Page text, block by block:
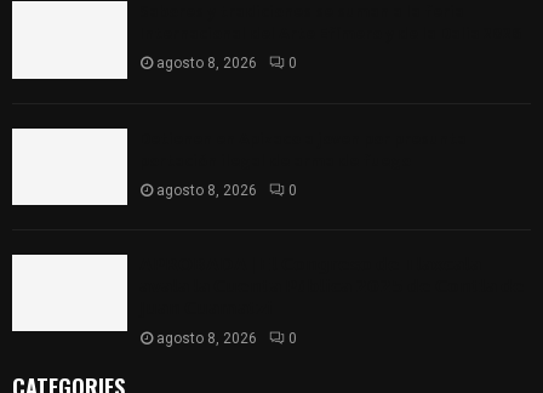
agosto 8, 2026 0
agosto 8, 2026 0
agosto 8, 2026 0